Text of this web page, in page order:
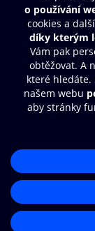
Moje O2
Další zábava
© O2 Czech
Přístupnost
Zásady
Nastavení